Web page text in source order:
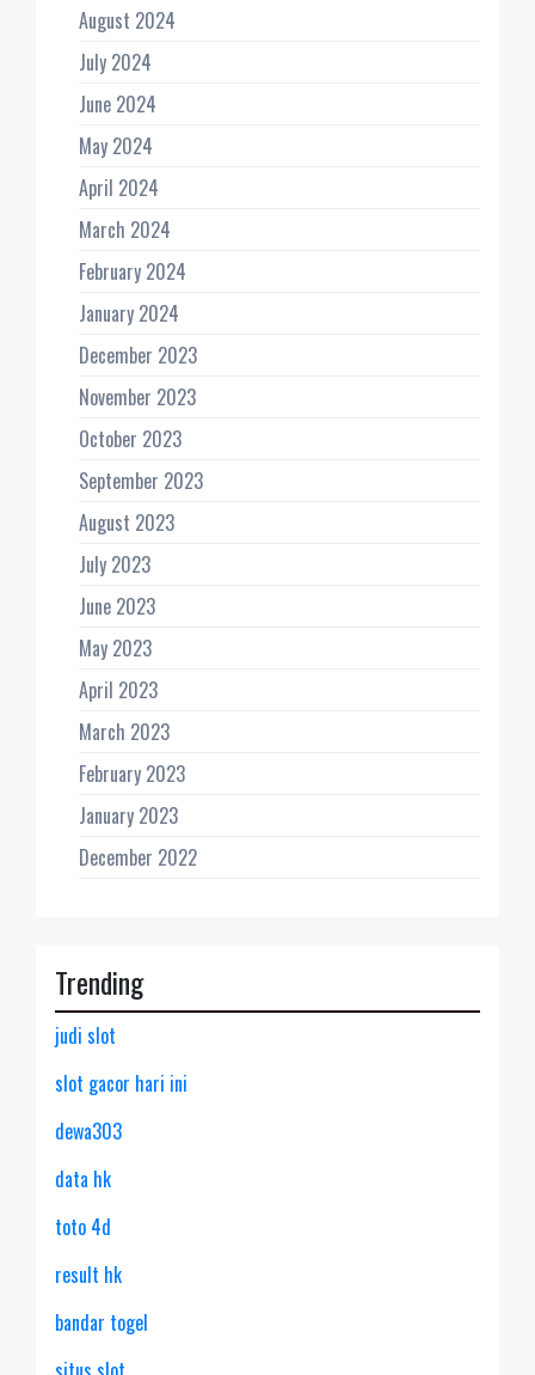
August 2024
July 2024
June 2024
May 2024
April 2024
March 2024
February 2024
January 2024
December 2023
November 2023
October 2023
September 2023
August 2023
July 2023
June 2023
May 2023
April 2023
March 2023
February 2023
January 2023
December 2022
Trending
judi slot
slot gacor hari ini
dewa303
data hk
toto 4d
result hk
bandar togel